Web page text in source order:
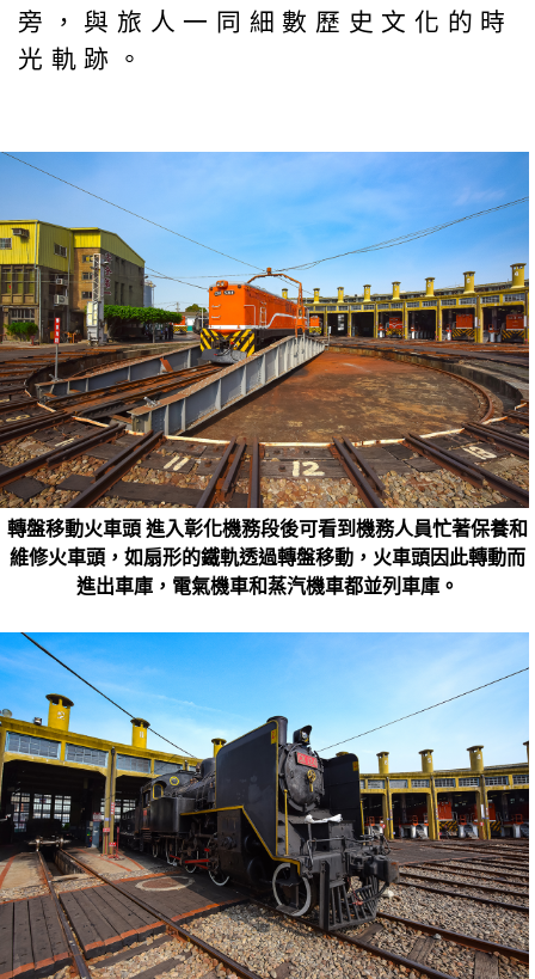
旁，與旅人一同細數歷史文化的時
光軌跡。
轉盤移動火車頭 進入彰化機務段後可看到機務人員忙著保養和
維修火車頭，如扇形的鐵軌透過轉盤移動，火車頭因此轉動而
進出車庫，電氣機車和蒸汽機車都並列車庫。